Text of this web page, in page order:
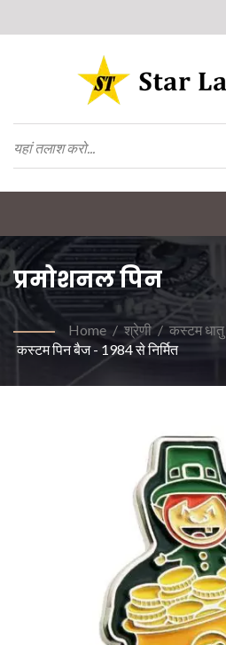
प्रमोशनल पिन
Home / श्रेणी / कस्टम धातु
कस्टम पिन बैज - 1984 से निर्मित